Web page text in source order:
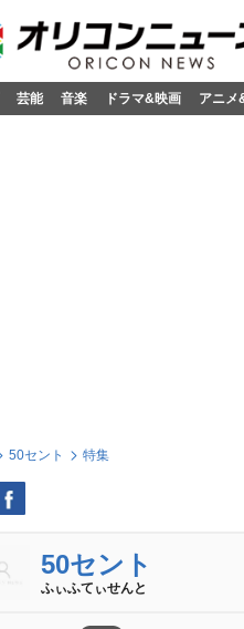
芸能 音楽 ドラマ&映画 アニメ
50セント 特集
50セント
ふぃふてぃせんと